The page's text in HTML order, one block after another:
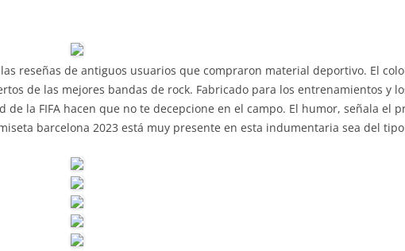
reseñas de antiguos usuarios que compraron material deportivo. El
de las mejores bandas de rock. Fabricado para los entrenamientos y
la FIFA hacen que no te decepcione en el campo. El humor, señala el
barcelona 2023 está muy presente en esta indumentaria sea del